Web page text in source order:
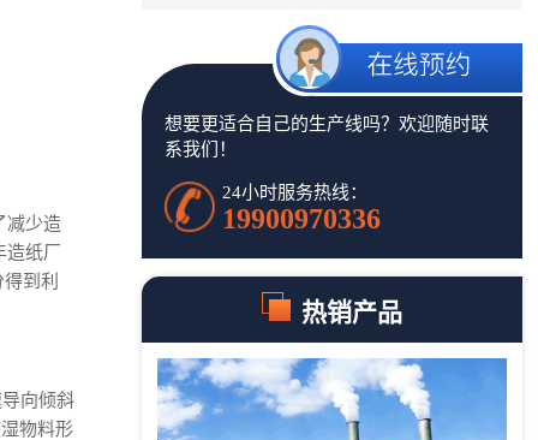
减少造
造纸厂
到利
向倾斜
物料形
想要更适合自己的生产线吗？欢迎随时联
系我们！
24小时服务热线：
19900970336
热销产品